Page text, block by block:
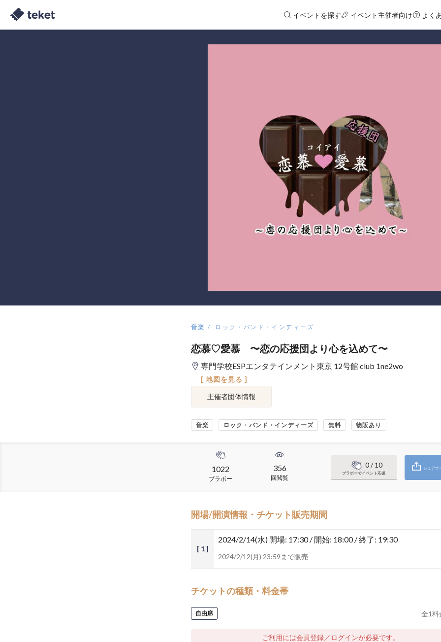
イベントを探す イベント主催者向け よく
音楽 ロック・バンド・インディーズ
恋慕♡愛慕 〜恋の応援団より心を込めて〜
専門学校ESPエンタテインメント東京 12号館 club 1ne2wo
[ 地図を見る ]
主催者団体情報
音楽 ロック・バンド・インディーズ 無料 物販あり
1022
ブラボー
356
回閲覧
0/ 10
ブラボーでイベント応援
シェアで
開場/開演情報・チケット販売期間
[ 1 ]
2024/2/14(水) 開場: 17:30 / 開始: 18:00 / 終了: 19:30
2024/2/12(月) 23:59まで販売
チケットの種類・料金帯
自由席 全1料
ご利用には会員登録／ログインが必要です。